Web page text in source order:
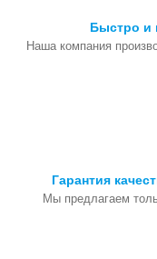
Быстро и
Наша компания
Гарантия
Мы предлагаем